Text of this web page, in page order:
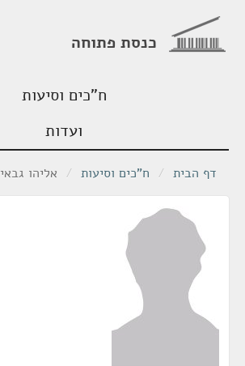
כנסת פתוחה
ח"כים וסיעות
ועדות
דף הבית / ח"כים וסיעות / אליהו גבאי